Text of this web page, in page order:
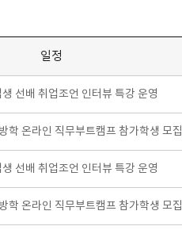
일정
선배 취업조언 인터뷰 특강 운영
학 온라인 직무부트캠프 참가학생 모집
선배 취업조언 인터뷰 특강 운영
학 온라인 직무부트캠프 참가학생 모집